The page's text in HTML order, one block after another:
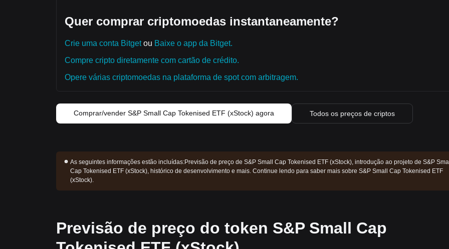
Quer comprar criptomoedas instantaneamente?
Crie uma conta Bitgetou Baixe o app da Bitget.
Compre cripto diretamente com cartão de crédito.
Opere várias criptomoedas na plataforma de spot com arbitragem.
Comprar/vender S&P Small Cap Tokenised ETF (xStock) agora Todos os preços de criptos
As seguintes informações estão incluídas:Previsão de preço de S&P Small Cap Tokenised ETF (xStock), introdução ao projeto de S&P Small
Cap Tokenised ETF (xStock), histórico de desenvolvimento e mais. Continue lendo para saber mais sobre S&P Small Cap Tokenised ETF
(xStock).
Previsão de preço do token S&P Small Cap